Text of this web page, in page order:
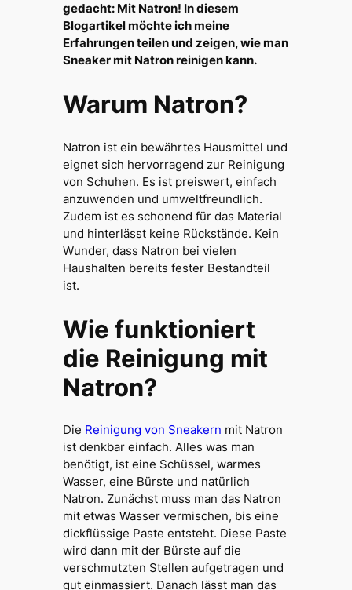
gedacht: Mit Natron! In diesem
Blogartikel möchte ich meine
Erfahrungen teilen und zeigen, wie man
Sneaker mit Natron reinigen kann.
Warum Natron?
Natron ist ein bewährtes Hausmittel und
eignet sich hervorragend zur Reinigung
von Schuhen. Es ist preiswert, einfach
anzuwenden und umweltfreundlich.
Zudem ist es schonend für das Material
und hinterlässt keine Rückstände. Kein
Wunder, dass Natron bei vielen
Haushalten bereits fester Bestandteil
ist.
Wie funktioniert
die Reinigung mit
Natron?
Die Reinigung von Sneakern mit Natron
ist denkbar einfach. Alles was man
benötigt, ist eine Schüssel, warmes
Wasser, eine Bürste und natürlich
Natron. Zunächst muss man das Natron
mit etwas Wasser vermischen, bis eine
dickflüssige Paste entsteht. Diese Paste
wird dann mit der Bürste auf die
verschmutzten Stellen aufgetragen und
gut einmassiert. Danach lässt man das